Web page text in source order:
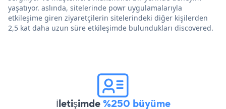
yaşatıyor. aslında, sitelerinde powr uygulamalarıyla
etkileşime giren ziyaretçilerin sitelerindeki diğer kişilerden
2,5 kat daha uzun süre etkileşimde bulundukları discovered.
İletişimde%250 büyüme